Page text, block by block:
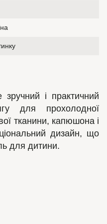
і практичний
для прохолодної
тканини, капюшона і
дизайн, що
для дитини.